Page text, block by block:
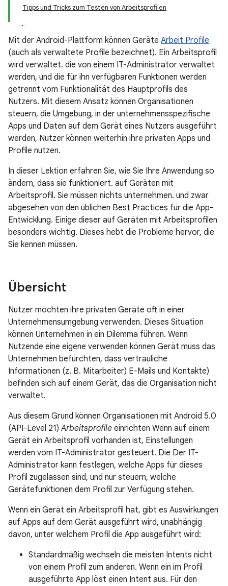
Tipps und Tricks zum Testen von Arbeitsprofilen
Mit der Android-Plattform können Geräte Arbeit Profile
(auch als verwaltete Profile bezeichnet). Ein Arbeitsprofil
wird verwaltet. die von einem IT-Administrator verwaltet
werden, und die für ihn verfügbaren Funktionen werden
getrennt vom Funktionalität des Hauptprofils des
Nutzers. Mit diesem Ansatz können Organisationen
steuern, die Umgebung, in der unternehmensspezifische
Apps und Daten auf dem Gerät eines Nutzers ausgeführt
werden, Nutzer können weiterhin ihre privaten Apps und
Profile nutzen.
In dieser Lektion erfahren Sie, wie Sie Ihre Anwendung so
ändern, dass sie funktioniert. auf Geräten mit
Arbeitsprofil. Sie müssen nichts unternehmen. und zwar
abgesehen von den üblichen Best Practices für die App-
Entwicklung. Einige dieser auf Geräten mit Arbeitsprofilen
besonders wichtig. Dieses hebt die Probleme hervor, die
Sie kennen müssen.
Übersicht
Nutzer möchten ihre privaten Geräte oft in einer
Unternehmensumgebung verwenden. Dieses Situation
können Unternehmen in ein Dilemma führen. Wenn
Nutzende eine eigene verwenden können Gerät muss das
Unternehmen befürchten, dass vertrauliche
Informationen (z. B. Mitarbeiter) E-Mails und Kontakte)
befinden sich auf einem Gerät, das die Organisation nicht
verwaltet.
Aus diesem Grund können Organisationen mit Android 5.0
(API-Level 21)Arbeitsprofile einrichten Wenn auf einem
Gerät ein Arbeitsprofil vorhanden ist, Einstellungen
werden vom IT-Administrator gesteuert. Die Der IT-
Administrator kann festlegen, welche Apps für dieses
Profil zugelassen sind, und nur steuern, welche
Gerätefunktionen dem Profil zur Verfügung stehen.
Wenn ein Gerät ein Arbeitsprofil hat, gibt es Auswirkungen
auf Apps auf dem Gerät ausgeführt wird, unabhängig
davon, unter welchem Profil die App ausgeführt wird:
Standardmäßig wechseln die meisten Intents nicht
von einem Profil zum anderen. Wenn ein im Profil
ausgeführte App löst einen Intent aus. Für den